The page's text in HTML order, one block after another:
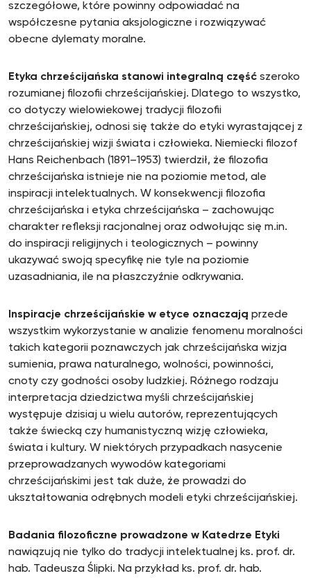
szczegółowe, które powinny odpowiadać na
współczesne pytania aksjologiczne i rozwiązywać
obecne dylematy moralne.
Etyka chrześcijańska stanowi integralną część szeroko
rozumianej filozofii chrześcijańskiej. Dlatego to wszystko,
co dotyczy wielowiekowej tradycji filozofii
chrześcijańskiej, odnosi się także do etyki wyrastającej z
chrześcijańskiej wizji świata i człowieka. Niemiecki filozof
Hans Reichenbach (1891–1953) twierdził, że filozofia
chrześcijańska istnieje nie na poziomie metod, ale
inspiracji intelektualnych. W konsekwencji filozofia
chrześcijańska i etyka chrześcijańska – zachowując
charakter refleksji racjonalnej oraz odwołując się m.in.
do inspiracji religijnych i teologicznych – powinny
ukazywać swoją specyfikę nie tyle na poziomie
uzasadniania, ile na płaszczyźnie odkrywania.
Inspiracje chrześcijańskie w etyce oznaczają przede
wszystkim wykorzystanie w analizie fenomenu moralności
takich kategorii poznawczych jak chrześcijańska wizja
sumienia, prawa naturalnego, wolności, powinności,
cnoty czy godności osoby ludzkiej. Różnego rodzaju
interpretacja dziedzictwa myśli chrześcijańskiej
występuje dzisiaj u wielu autorów, reprezentujących
także świecką czy humanistyczną wizję człowieka,
świata i kultury. W niektórych przypadkach nasycenie
przeprowadzanych wywodów kategoriami
chrześcijańskimi jest tak duże, że prowadzi do
ukształtowania odrębnych modeli etyki chrześcijańskiej.
Badania filozoficzne prowadzone w Katedrze Etyki
nawiązują nie tylko do tradycji intelektualnej ks. prof. dr.
hab. Tadeusza Ślipki. Na przykład ks. prof. dr. hab.